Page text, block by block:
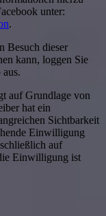
unter:
.
Besuch dieser
kann, loggen Sie
auf Grundlage von
hat ein
Sichtbarkeit
Einwilligung
auf
Einwilligung ist